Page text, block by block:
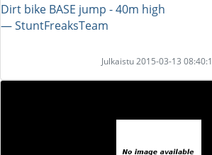
Dirt bike BASE jump - 40m high
― StuntFreaksTeam
Julkaistu 2015-03-13